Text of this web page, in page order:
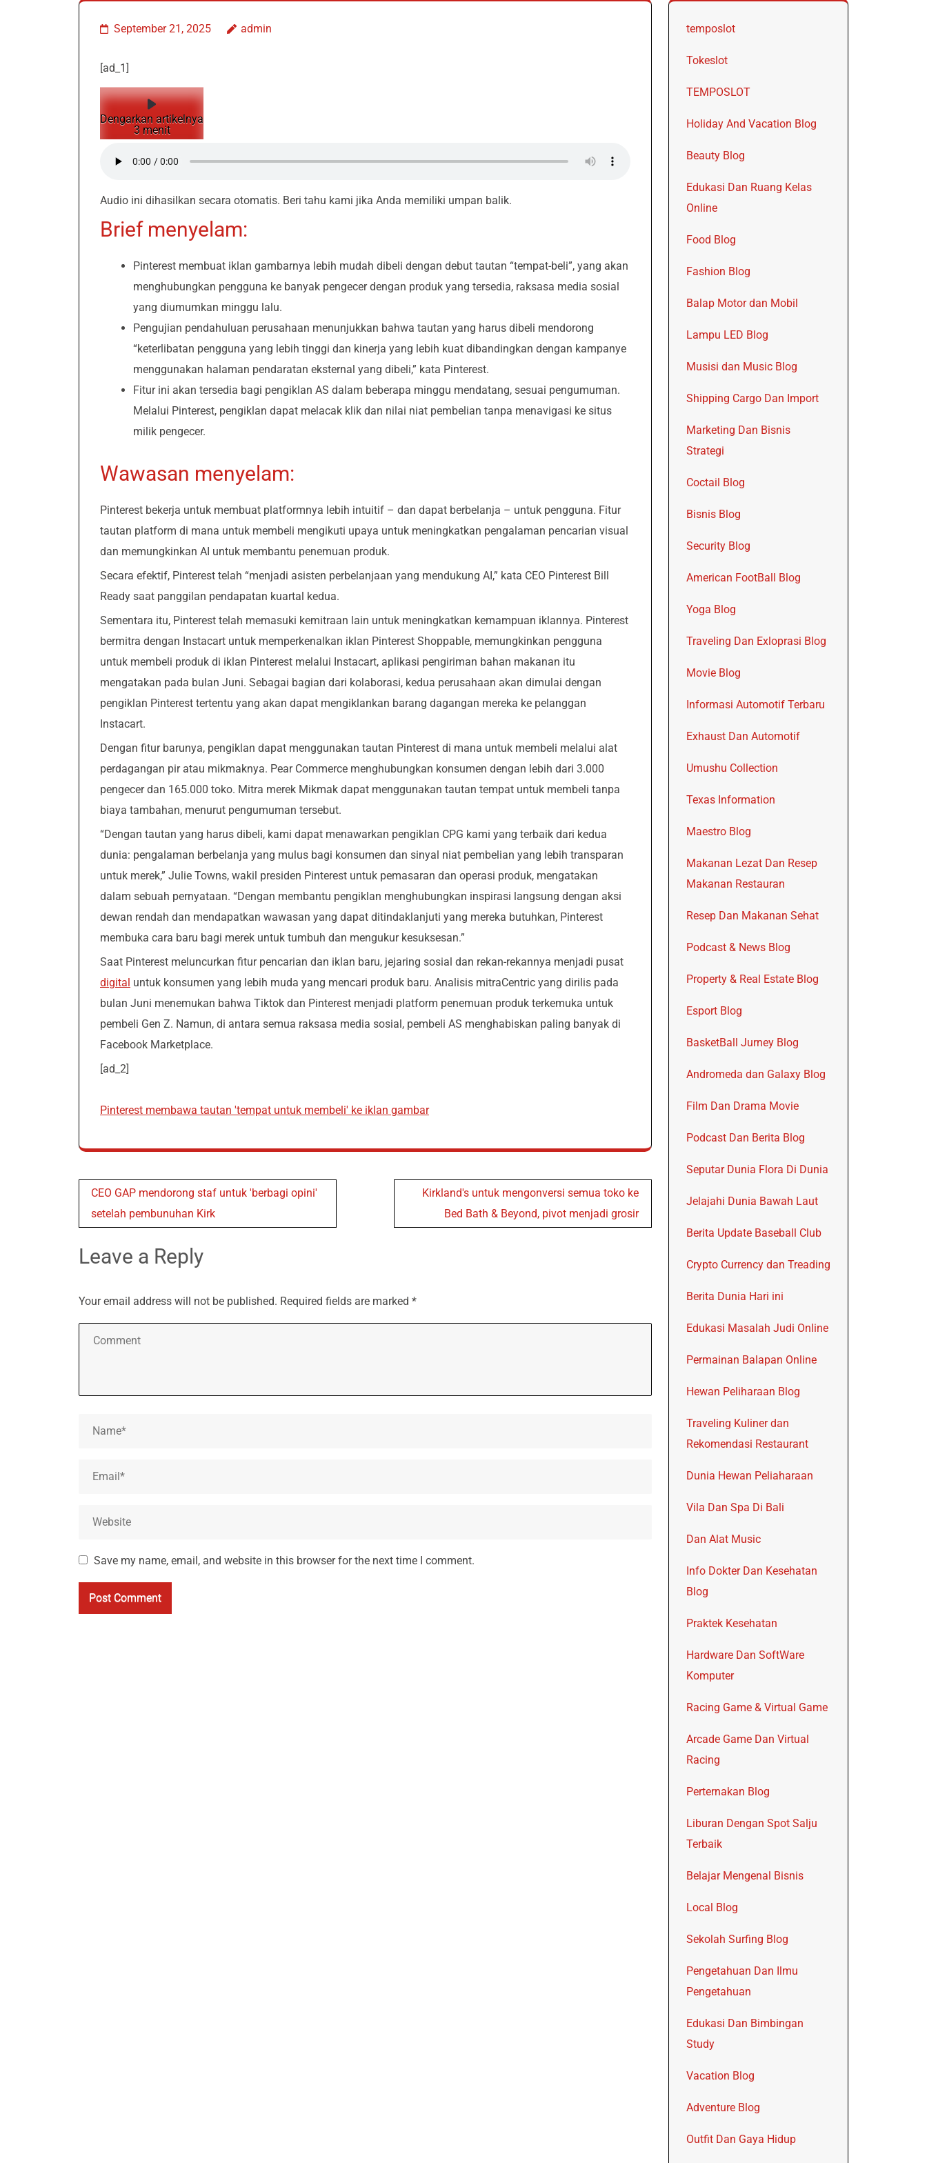
September 21, 2025 admin
[ad_1]
Dengarkan artikelnya
3 menit
Audio ini dihasilkan secara otomatis. Beri tahu kami jika Anda memiliki umpan balik.
Brief menyelam:
Pinterest membuat iklan gambarnya lebih mudah dibeli dengan debut tautan “tempat-beli”, yang akan
menghubungkan pengguna ke banyak pengecer dengan produk yang tersedia, raksasa media sosial
yang diumumkan minggu lalu.
Pengujian pendahuluan perusahaan menunjukkan bahwa tautan yang harus dibeli mendorong
“keterlibatan pengguna yang lebih tinggi dan kinerja yang lebih kuat dibandingkan dengan kampanye
menggunakan halaman pendaratan eksternal yang dibeli,” kata Pinterest.
Fitur ini akan tersedia bagi pengiklan AS dalam beberapa minggu mendatang, sesuai pengumuman.
Melalui Pinterest, pengiklan dapat melacak klik dan nilai niat pembelian tanpa menavigasi ke situs
milik pengecer.
Wawasan menyelam:
Pinterest bekerja untuk membuat platformnya lebih intuitif – dan dapat berbelanja – untuk pengguna. Fitur
tautan platform di mana untuk membeli mengikuti upaya untuk meningkatkan pengalaman pencarian visual
dan memungkinkan AI untuk membantu penemuan produk.
Secara efektif, Pinterest telah “menjadi asisten perbelanjaan yang mendukung AI,” kata CEO Pinterest Bill
Ready saat panggilan pendapatan kuartal kedua.
Sementara itu, Pinterest telah memasuki kemitraan lain untuk meningkatkan kemampuan iklannya. Pinterest
bermitra dengan Instacart untuk memperkenalkan iklan Pinterest Shoppable, memungkinkan pengguna
untuk membeli produk di iklan Pinterest melalui Instacart, aplikasi pengiriman bahan makanan itu
mengatakan pada bulan Juni. Sebagai bagian dari kolaborasi, kedua perusahaan akan dimulai dengan
pengiklan Pinterest tertentu yang akan dapat mengiklankan barang dagangan mereka ke pelanggan
Instacart.
Dengan fitur barunya, pengiklan dapat menggunakan tautan Pinterest di mana untuk membeli melalui alat
perdagangan pir atau mikmaknya. Pear Commerce menghubungkan konsumen dengan lebih dari 3.000
pengecer dan 165.000 toko. Mitra merek Mikmak dapat menggunakan tautan tempat untuk membeli tanpa
biaya tambahan, menurut pengumuman tersebut.
“Dengan tautan yang harus dibeli, kami dapat menawarkan pengiklan CPG kami yang terbaik dari kedua
dunia: pengalaman berbelanja yang mulus bagi konsumen dan sinyal niat pembelian yang lebih transparan
untuk merek,” Julie Towns, wakil presiden Pinterest untuk pemasaran dan operasi produk, mengatakan
dalam sebuah pernyataan. “Dengan membantu pengiklan menghubungkan inspirasi langsung dengan aksi
dewan rendah dan mendapatkan wawasan yang dapat ditindaklanjuti yang mereka butuhkan, Pinterest
membuka cara baru bagi merek untuk tumbuh dan mengukur kesuksesan.”
Saat Pinterest meluncurkan fitur pencarian dan iklan baru, jejaring sosial dan rekan-rekannya menjadi pusat
digital untuk konsumen yang lebih muda yang mencari produk baru. Analisis mitraCentric yang dirilis pada
bulan Juni menemukan bahwa Tiktok dan Pinterest menjadi platform penemuan produk terkemuka untuk
pembeli Gen Z. Namun, di antara semua raksasa media sosial, pembeli AS menghabiskan paling banyak di
Facebook Marketplace.
[ad_2]
Pinterest membawa tautan 'tempat untuk membeli' ke iklan gambar
Post
navigation
CEO GAP mendorong staf untuk 'berbagi opini'
setelah pembunuhan Kirk
Kirkland's untuk mengonversi semua toko ke
Bed Bath & Beyond, pivot menjadi grosir
Leave a Reply
Your email address will not be published. Required fields are marked *
Save my name, email, and website in this browser for the next time I comment.
temposlot
Tokeslot
TEMPOSLOT
Holiday And Vacation Blog
Beauty Blog
Edukasi Dan Ruang Kelas
Online
Food Blog
Fashion Blog
Balap Motor dan Mobil
Lampu LED Blog
Musisi dan Music Blog
Shipping Cargo Dan Import
Marketing Dan Bisnis
Strategi
Coctail Blog
Bisnis Blog
Security Blog
American FootBall Blog
Yoga Blog
Traveling Dan Exloprasi Blog
Movie Blog
Informasi Automotif Terbaru
Exhaust Dan Automotif
Umushu Collection
Texas Information
Maestro Blog
Makanan Lezat Dan Resep
Makanan Restauran
Resep Dan Makanan Sehat
Podcast & News Blog
Property & Real Estate Blog
Esport Blog
BasketBall Jurney Blog
Andromeda dan Galaxy Blog
Film Dan Drama Movie
Podcast Dan Berita Blog
Seputar Dunia Flora Di Dunia
Jelajahi Dunia Bawah Laut
Berita Update Baseball Club
Crypto Currency dan Treading
Berita Dunia Hari ini
Edukasi Masalah Judi Online
Permainan Balapan Online
Hewan Peliharaan Blog
Traveling Kuliner dan
Rekomendasi Restaurant
Dunia Hewan Peliaharaan
Vila Dan Spa Di Bali
Dan Alat Music
Info Dokter Dan Kesehatan
Blog
Praktek Kesehatan
Hardware Dan SoftWare
Komputer
Racing Game & Virtual Game
Arcade Game Dan Virtual
Racing
Perternakan Blog
Liburan Dengan Spot Salju
Terbaik
Belajar Mengenal Bisnis
Local Blog
Sekolah Surfing Blog
Pengetahuan Dan Ilmu
Pengetahuan
Edukasi Dan Bimbingan
Study
Vacation Blog
Adventure Blog
Outfit Dan Gaya Hidup